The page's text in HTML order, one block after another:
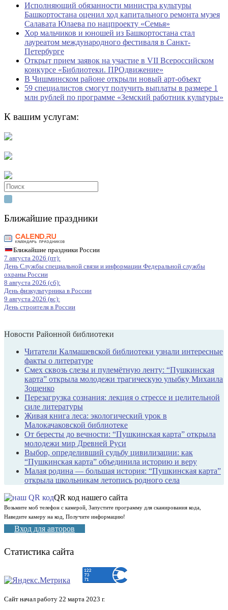
Исполняющий обязанности министра культуры
Башкортостана оценил ход капитального ремонта музея
Салавата Юлаева по нацпроекту «Семья»
Хор мальчиков и юношей из Башкортостана стал
лауреатом международного фестиваля в Санкт-
Петербурге
Открыт прием заявок на участие в VII Всероссийском
конкурсе «Библиотеки. ПРОдвижение»
В Чишминском районе открыли новый арт-объект
59 специалистов смогут получить выплаты в размере 1
млн рублей по программе «Земский работник культуры»
К вашим услугам:
Search
for:
Ближайшие праздники
Ближайшие праздники России
7 августа 2026 (пт):
День Службы специальной связи и информации Федеральной службы
охраны России
8 августа 2026 (сб):
День физкультурника в России
9 августа 2026 (вс):
День строителя в России
Новости Районной библиотеки
Читатели Калмашевской библиотеки узнали интересные
факты о литературе
Смех сквозь слезы и пулемётную ленту: “Пушкинская
карта” открыла молодежи трагическую улыбку Михаила
Зощенко
Перезагрузка сознания: лекция о стрессе и целительной
силе литературы
Живая книга леса: экологический урок в
Малокачаковской библиотеке
От бересты до вечности: “Пушкинская карта” открыла
молодежи мир Древней Руси
Выбор, определивший судьбу цивилизации: как
“Пушкинская карта” объединила историю и веру
Малая родина — большая история: “Пушкинская карта”
открыла школьникам летопись родного села
QR код нашего сайта
Возьмите моб телефон с камерой, Запустите программу для сканирования кода,
Наведите камеру на код, Получите информацию!
Вход для авторов
Статистика сайта
Сайт начал работу 22 марта 2023 г.